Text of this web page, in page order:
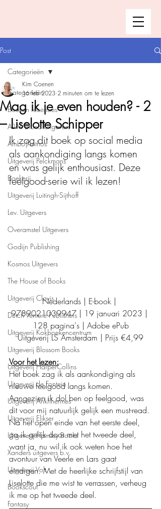
Post
Categorieën
Boeken recensies
A.W. Bruna Uitgevers
Ambo|Anthos
Uitgeverij Pelckmans
Boekerij
Uitgeverij Luitingh-Sijthoff
Lev. Uitgevers
Overamstel Uitgevers
Godijn Publishing
Kosmos Uitgevers
The House of Books
Uitgeverij Clavis
Dutch Venture Publishers
Uitgeverij Kokboekencentrum
Uitgeverij Blossom Books
Uitgeverij HarperCollins
Uitgeverij de Fontein
Uitgeverij Ankhhermes
Uitgeverij Elikser
Uitgeverij Hamley Books
Xanders uitgevers b.v.
Uitgeverij Volt
Bookscout
Fantasy
Categorieën
Mag ik je even houden? - 2
– Liselotte Schipper
Kim Coenen
16 feb 2023 2 minuten om te lezen
Ik zag dit boek op social media
als aankondiging langs komen
en was gelijk enthousiast. Deze
feelgood-serie wil ik lezen!
Nederlands | E-book |
9789021039947 | 19 januari 2023 |
128 pagina's | Adobe ePub
Uitgeverij LS Amsterdam | Prijs €4,99
Voor het lezen:
Het boek zag ik als aankondiging als
nieuwe feelgood langs komen.
Aangezien ik dol ben op feelgood, was
dit voor mij natuurlijk gelijk een must-read.
Na het open einde van het eerste deel,
ga ik gelijk door met het tweede deel,
want ja, nu wil ik ook weten hoe het
avontuur van Veerle en Lars gaat
eindigen. Met de heerlijke schrijfstijl van
Liselotte die me wist te verrassen, verheug
ik me op het tweede deel.